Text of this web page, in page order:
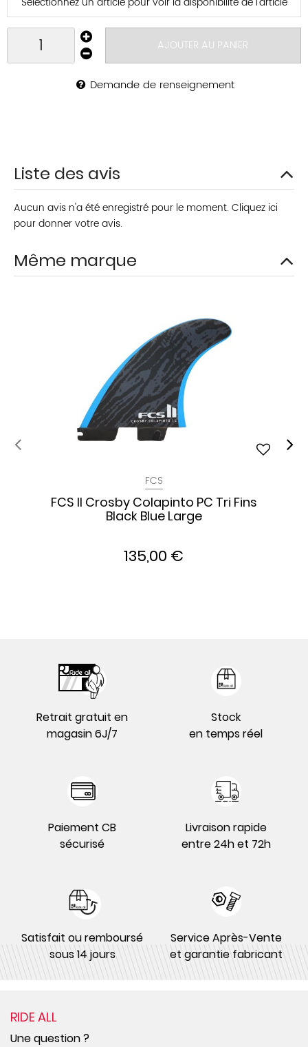
AJOUTER AU PANIER
Demande de renseignement
Liste des avis
Aucun avis n'a été enregistré pour le moment. Cliquez ici
pour donner votre avis.
Même marque
FCS
FCS II Crosby Colapinto PC Tri Fins
Black Blue Large
135,00 €
Retrait gratuit en
magasin 6J/7
Stock
en temps réel
Paiement CB
sécurisé
Livraison rapide
entre 24h et 72h
Satisfait ou remboursé
sous 14 jours
Service Après-Vente
et garantie fabricant
RIDE ALL
Une question ?